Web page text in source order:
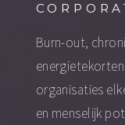
Burn-out,
organisaties
en menselijk